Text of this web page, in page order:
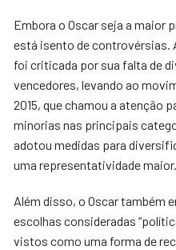
Embora o Oscar seja a maior
está isento de controvérsias.
foi criticada por sua falta de
vencedores, levando ao
2015, que chamou a atenção
minorias nas principais
adotou medidas para
uma representatividade maior.
Além disso, o Oscar também
escolhas consideradas
vistos como uma forma de